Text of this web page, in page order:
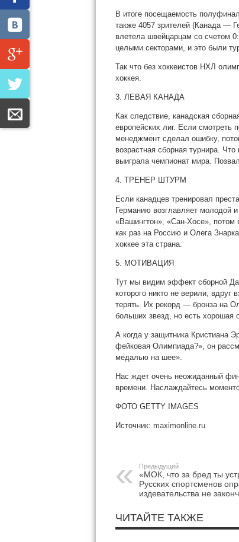
В итоге посещаемость
также 4057 зрителей (Канада —
влетела швейцарцам со счетом
целыми секторами, и это были
Так что без хоккеистов НХЛ
хоккея.
3. ЛЕВАЯ КАНАДА
Как следствие, канадская
европейских лиг. Если смотреть
менеджмент сделал ошибку,
возрастная сборная турнира.
выиграла чемпионат мира.
4. ТРЕНЕР ШТУРМ
Если канадцев тренировал
Германию возглавляет молодой
«Вашингтон», «Сан-Хосе»,
как раз на Россию и Олега
хоккее эта страна.
5. МОТИВАЦИЯ
Тут мы видим эффект сборной
которого никто не верили, вдруг
терять. Их рекорд — бронза на
больших звезд, но есть хорошая
А когда у защитника Кристиана
фейковая Олимпиада?», он
медалью на шее».
Нас ждет очень неожиданный
времени. Наслаждайтесь
ФОТО GETTY IMAGES
Источник: maximonline.ru
Предыдущий
«МОК, что за бред ты
Русских спортсменов
издевательства не
ЧИТАЙТЕ ТАКЖЕ